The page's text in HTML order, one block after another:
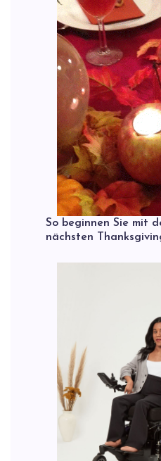
So beginnen Sie mit
nächsten